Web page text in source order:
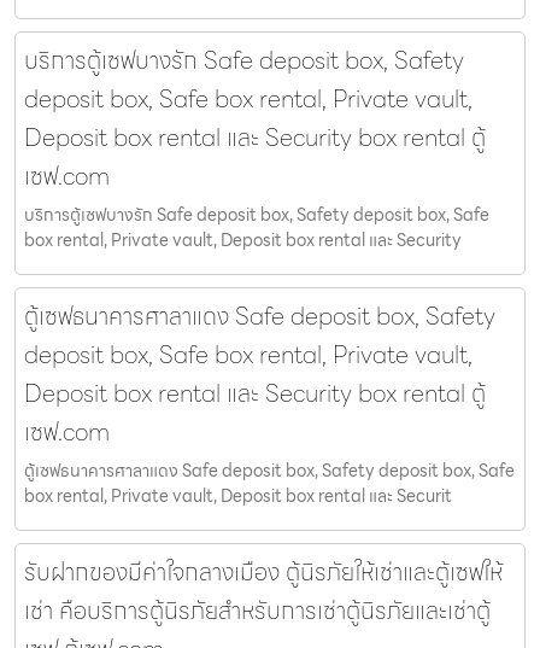
บริการตู้เซฟบางรัก Safe deposit box, Safety
deposit box, Safe box rental, Private vault,
Deposit box rental และ Security box rental ตู้
เซฟ.com
บริการตู้เซฟบางรัก Safe deposit box, Safety deposit box, Safe
box rental, Private vault, Deposit box rental และ Security
ตู้เซฟธนาคารศาลาแดง Safe deposit box, Safety
deposit box, Safe box rental, Private vault,
Deposit box rental และ Security box rental ตู้
เซฟ.com
ตู้เซฟธนาคารศาลาแดง Safe deposit box, Safety deposit box, Safe
box rental, Private vault, Deposit box rental และ Securit
รับฝากของมีค่าใจกลางเมือง ตู้นิรภัยให้เช่าและตู้เซฟให้
เช่า คือบริการตู้นิรภัยสำหรับการเช่าตู้นิรภัยและเช่าตู้